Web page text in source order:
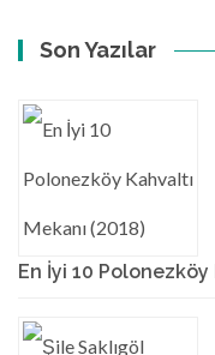
Son Yazılar
En İyi 10 Polonezköy